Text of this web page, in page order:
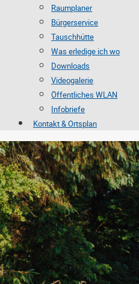
Raumplaner
Bürgerservice
Tauschhütte
Was erledige ich wo
Downloads
Videogalerie
Öffentliches WLAN
Infobriefe
Kontakt & Ortsplan